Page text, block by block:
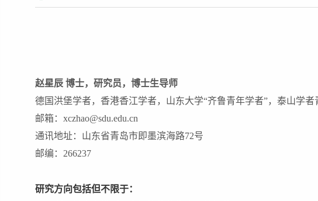
赵星辰 博士，研究员，博士生导师
德国洪堡学者，香港香江学者，山东大学“齐鲁青年学者”，泰山学者
邮箱：xczhao@sdu.edu.cn
通讯地址：山东省青岛市即墨滨海路72号
邮编： 266237
研究方向包括但不限于：